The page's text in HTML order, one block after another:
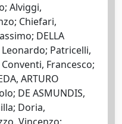
Alviggi,
Chiefari,
DELLA
Patricelli,
Francesco;
ARTURO
DE ASMUNDIS,
Doria,